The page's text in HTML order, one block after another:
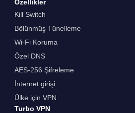
Özellikler
Kill Switch
Bölünmüş Tünelleme
Wi-Fi Koruma
Özel DNS
AES-256 Şifreleme
İnternet girişi
Ülke için VPN
Turbo VPN